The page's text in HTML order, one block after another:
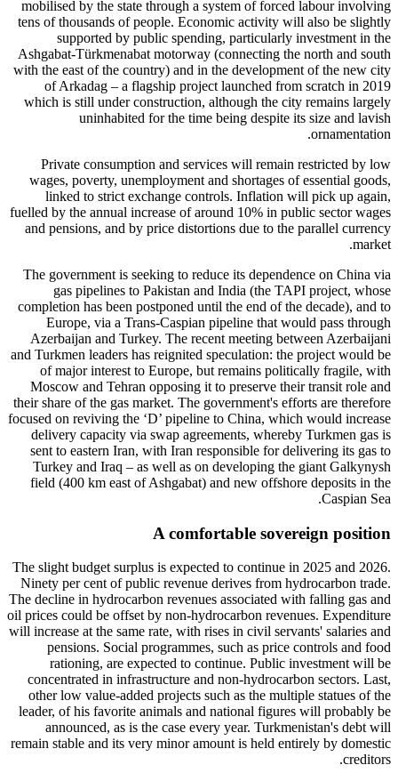
mobilised by the state through a system of forced labour involving
tens of thousands of people. Economic activity will also be slightly
supported by public spending, particularly investment in the
Ashgabat-Türkmenabat motorway (connecting the north and south
with the east of the country) and in the development of the new city
of Arkadag – a flagship project launched from scratch in 2019
which is still under construction, although the city remains largely
uninhabited for the time being despite its size and lavish
ornamentation.
Private consumption and services will remain restricted by low
wages, poverty, unemployment and shortages of essential goods,
linked to strict exchange controls. Inflation will pick up again,
fuelled by the annual increase of around 10% in public sector wages
and pensions, and by price distortions due to the parallel currency
market.
The government is seeking to reduce its dependence on China via
gas pipelines to Pakistan and India (the TAPI project, whose
completion has been postponed until the end of the decade), and to
Europe, via a Trans-Caspian pipeline that would pass through
Azerbaijan and Turkey. The recent meeting between Azerbaijani
and Turkmen leaders has reignited speculation: the project would be
of major interest to Europe, but remains politically fragile, with
Moscow and Tehran opposing it to preserve their transit role and
their share of the gas market. The government's efforts are therefore
focused on reviving the ‘D’ pipeline to China, which would increase
delivery capacity via swap agreements, whereby Turkmen gas is
sent to eastern Iran, with Iran responsible for delivering its gas to
Turkey and Iraq – as well as on developing the giant Galkynysh
field (400 km east of Ashgabat) and new offshore deposits in the
Caspian Sea.
A comfortable sovereign position
The slight budget surplus is expected to continue in 2025 and 2026.
Ninety per cent of public revenue derives from hydrocarbon trade.
The decline in hydrocarbon revenues associated with falling gas and
oil prices could be offset by non-hydrocarbon revenues. Expenditure
will increase at the same rate, with rises in civil servants' salaries and
pensions. Social programmes, such as price controls and food
rationing, are expected to continue. Public investment will be
concentrated in infrastructure and non-hydrocarbon sectors. Last,
other low value-added projects such as the multiple statues of the
leader, of his favorite animals and national figures will probably be
announced, as is the case every year. Turkmenistan's debt will
remain stable and its very minor amount is held entirely by domestic
creditors.